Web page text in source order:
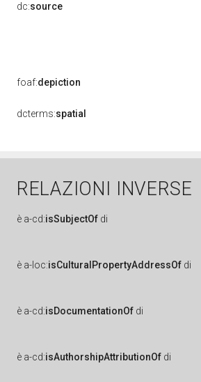
dc:source
foaf:depiction
dcterms:spatial
RELAZIONI INVERSE
è a-cd:isSubjectOf di
è a-loc:isCulturalPropertyAddressOf di
è a-cd:isDocumentationOf di
è a-cd:isAuthorshipAttributionOf di